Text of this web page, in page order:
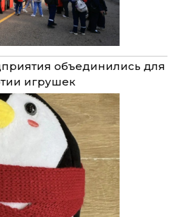
объединились для
игрушек